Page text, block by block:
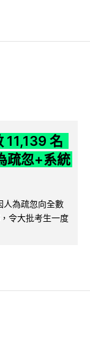
11,139 名
疏忽+系統
人為疏忽向全數
令大批考生一度